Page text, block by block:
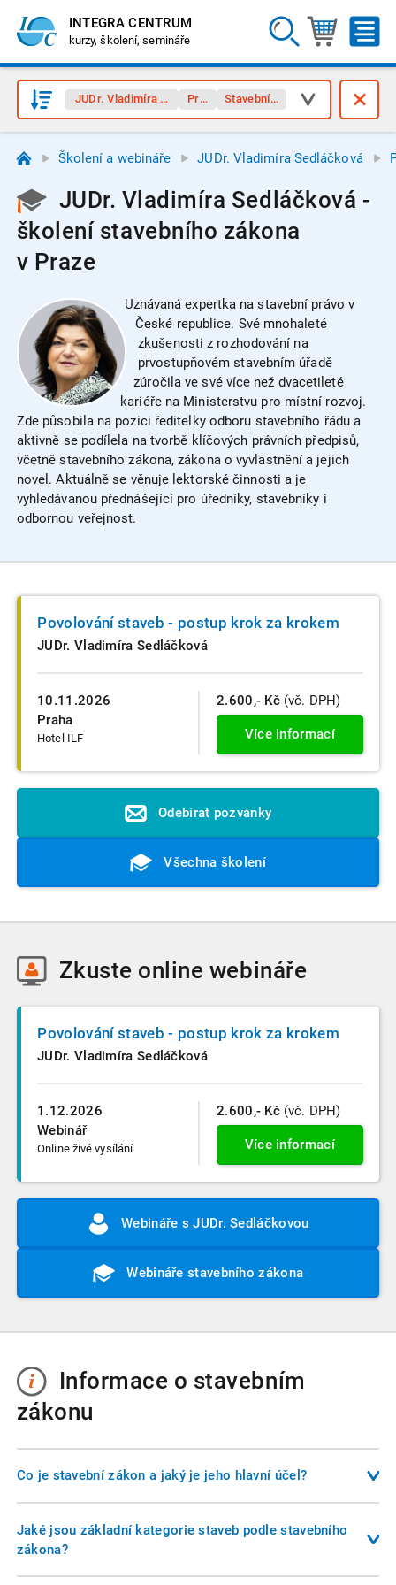
INTEGRA CENTRUM
kurzy, školení, semináře
JUDr. Vladimíra Sedláčková
Praha Stavební zákon
Školení a webináře JUDr. Vladimíra Sedláčková
JUDr. Vladimíra Sedláčková -
školení stavebního zákona
v Praze
Uznávaná expertka na stavební právo v
České republice. Své mnohaleté
zkušenosti z rozhodování na
prvostupňovém stavebním úřadě
zúročila ve své více než dvacetileté
kariéře na Ministerstvu pro místní rozvoj.
Zde působila na pozici ředitelky odboru stavebního řádu a
aktivně se podílela na tvorbě klíčových právních předpisů,
včetně stavebního zákona, zákona o vyvlastnění a jejich
novel. Aktuálně se věnuje lektorské činnosti a je
vyhledávanou přednášející pro úředníky, stavebníky i
odbornou veřejnost.
10.11.2026
Praha
Hotel ILF
Povolování staveb - postup krok za krokem
JUDr. Vladimíra Sedláčková
2.600,- Kč (vč. DPH)
Více informací
Odebírat pozvánky
Všechna školení
Zkuste online webináře
1.12.2026
Webinář
Online živé vysílání
Povolování staveb - postup krok za krokem
JUDr. Vladimíra Sedláčková
2.600,- Kč (vč. DPH)
Více informací
Webináře s JUDr. Sedláčkovou
Webináře stavebního zákona
Informace o stavebním
zákonu
Co je stavební zákon a jaký je jeho hlavní účel?
Stavební zákon je základní právní předpis, který upravuje
pravidla pro výstavbu, změny staveb, územní plánování a
činnost stavebních úřadů v České republice. Jeho hlavním
Jaké jsou základní kategorie staveb podle stavebního
zákona?